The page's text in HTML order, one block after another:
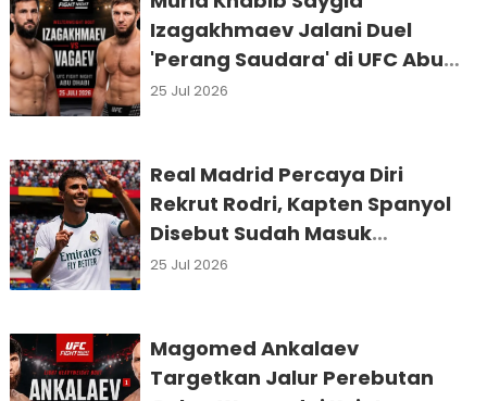
Izagakhmaev Jalani Duel
'Perang Saudara' di UFC Abu
Dhabi
25 Jul 2026
Real Madrid Percaya Diri
Rekrut Rodri, Kapten Spanyol
Disebut Sudah Masuk
Kerangka Tim
25 Jul 2026
Magomed Ankalaev
Targetkan Jalur Perebutan